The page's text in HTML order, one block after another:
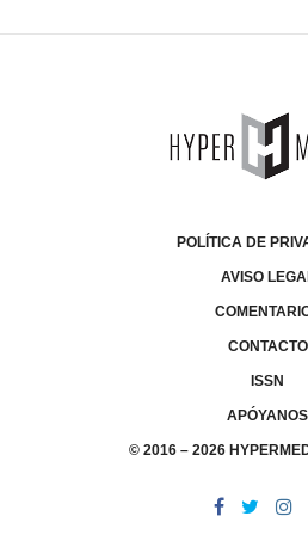
POLÍTICA DE
AVISO
CONTACTO
ISSN
APÓYANOS
© 2016 – 2026